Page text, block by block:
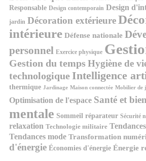
Responsable Design contemporain Design
jardin Décoration extérieure
intérieure Défense nationale
personnel Exercice physique
Gestion du temps Hygiène de
technologique Intelligence
thermique Jardinage Maison connectée Mobilier de
Optimisation de l'espace Santé et
mentale Sommeil réparateur Sécurité
relaxation Technologie militaire
Tendances mode Transformation
d'énergie Économies d'énergie Énergie